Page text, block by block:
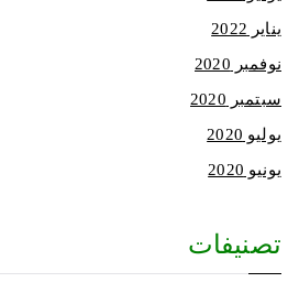
يناير 2022
نوفمبر 2020
سبتمبر 2020
يوليو 2020
يونيو 2020
تصنيفات